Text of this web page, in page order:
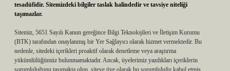
tesadüfidir. Sitemizdeki bilgiler taslak halindedir ve tavsiye niteliği
taşımazlar.
Sitemiz, 5651 Sayılı Kanun gereğince Bilgi Teknolojileri ve İletişim Kurumu
(BTK) tarafından onaylanmış bir Yer Sağlayıcı olarak hizmet vermektedir. Bu
nedenle, sitedeki içerikleri proaktif olarak denetleme veya araştırma
yükümlülüğümüz bulunmamaktadır. Ancak, üyelerimiz yazdıkları içeriklerin
sorumluluğunu taşımakta olup, siteye üye olarak bu sorumluluğu kabul etmiş